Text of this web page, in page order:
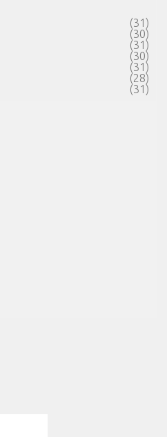
(31)
(30)
(31)
(30)
(31)
(28)
(31)